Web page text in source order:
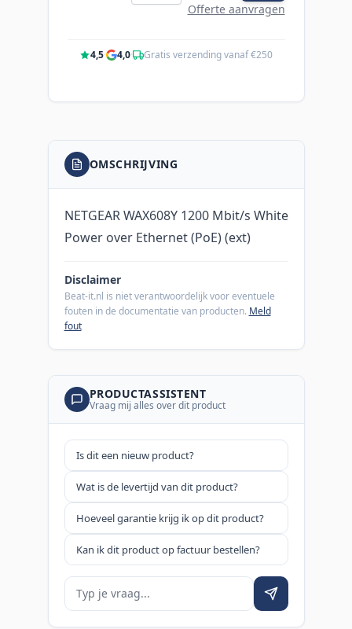
Offerte aanvragen
4,5· 4,0· Gratis verzending vanaf €250
OMSCHRIJVING
NETGEAR WAX608Y 1200 Mbit/s White
Power over Ethernet (PoE) (ext)
Disclaimer
Beat-it.nl is niet verantwoordelijk voor eventuele
fouten in de documentatie van producten. Meld
fout
PRODUCTASSISTENT
Vraag mij alles over dit product
Is dit een nieuw product?
Wat is de levertijd van dit product?
Hoeveel garantie krijg ik op dit product?
Kan ik dit product op factuur bestellen?
Je vraag